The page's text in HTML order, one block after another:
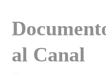
al Canal